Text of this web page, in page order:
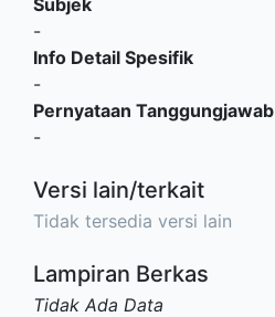
-
Info Detail Spesifik
-
Pernyataan Tanggungjawab
-
Versi lain/terkait
Tidak tersedia versi lain
Lampiran Berkas
Tidak Ada Data